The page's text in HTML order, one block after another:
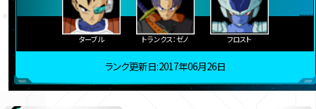
ターブル トランクス：ゼノ フロスト
ランク更新日:2017年06月26日